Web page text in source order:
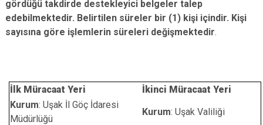
gördüğü takdirde destekleyici belgeler talep
edebilmektedir. Belirtilen süreler bir (1) kişi içindir. Kişi
sayısına göre işlemlerin süreleri değişmektedir.
İlk Müracaat Yeri
İkinci Müracaat Yeri
Kurum: Uşak İl Göç İdaresi
Müdürlüğü
Kurum: Uşak Valiliği